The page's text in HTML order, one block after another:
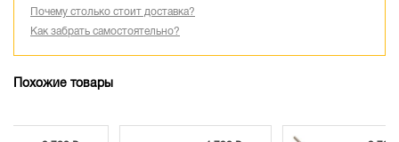
Почему столько стоит доставка?
Как забрать самостоятельно?
Похожие товары